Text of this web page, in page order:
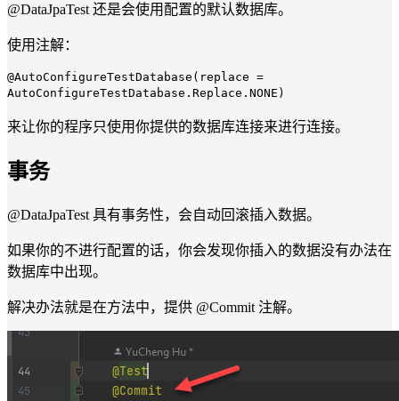
@DataJpaTest 还是会使用配置的默认数据库。
使用注解：
@AutoConfigureTestDatabase(replace =
AutoConfigureTestDatabase.Replace.NONE)
来让你的程序只使用你提供的数据库连接来进行连接。
事务
@DataJpaTest 具有事务性，会自动回滚插入数据。
如果你的不进行配置的话，你会发现你插入的数据没有办法在
数据库中出现。
解决办法就是在方法中，提供 @Commit 注解。